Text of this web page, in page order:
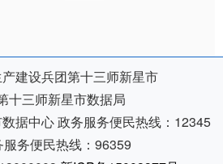
建设兵团第十三师新星市
十三师新星市数据局
据中心政务服务便民热线：12345
务便民热线：96359